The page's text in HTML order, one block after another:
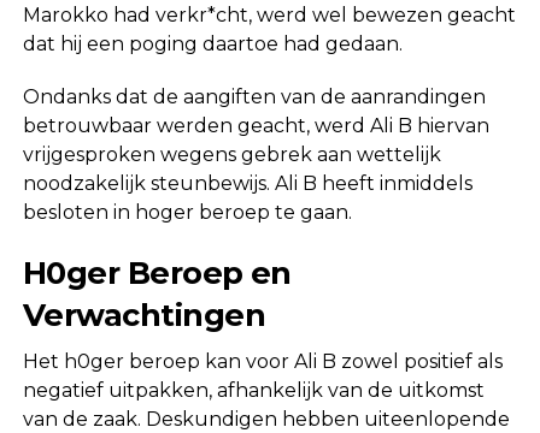
Marokko had verkr*cht, werd wel bewezen geacht
dat hij een poging daartoe had gedaan.
Ondanks dat de aangiften van de aanrandingen
betrouwbaar werden geacht, werd Ali B hiervan
vrijgesproken wegens gebrek aan wettelijk
noodzakelijk steunbewijs. Ali B heeft inmiddels
besloten in hoger beroep te gaan.
H0ger Beroep en
Verwachtingen
Het h0ger beroep kan voor Ali B zowel positief als
negatief uitpakken, afhankelijk van de uitkomst
van de zaak. Deskundigen hebben uiteenlopende